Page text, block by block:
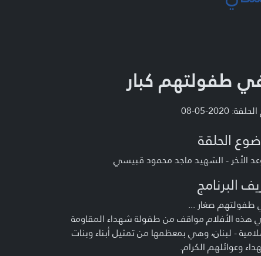
طفولتهم كبار
2020-05-08
الحلقة
الأخر - الشهيد ماجد محمود قبيسي
البرنامج
صغار ...
هذه الأفلام مواقف من طفولة شهداء المقاومة
- لبنان، وهي بمعظمها من تمثيل أبناء وبنات
وعوائلهم الكرام.